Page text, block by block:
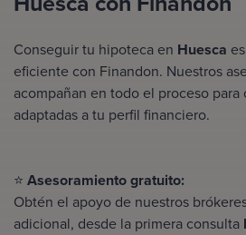
Conseguir tu hipoteca en Huesca
eficiente con Finandon. Nuestros
acompañan en todo el proceso
adaptadas a tu perfil financiero.
⭐ Asesoramiento gratuito:
Obtén el apoyo de nuestros
adicional, desde la primera consulta